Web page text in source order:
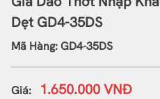
Dẹt GD4-35DS
Mã Hàng: GD4-35DS
Giá: 1.650.000 VNĐ